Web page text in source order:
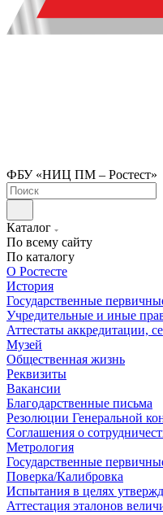
ФБУ «НИЦ ПМ – Ростест»
Каталог
По всему сайту
По каталогу
О Ростесте
История
Государственные
Учредительные и иные
Аттестаты аккредитации,
Музей
Общественная жизнь
Реквизиты
Вакансии
Благодарственные письма
Резолюции Генеральной
Соглашения о
Метрология
Государственные
Поверка/Калибровка
Испытания в целях
Аттестация эталонов